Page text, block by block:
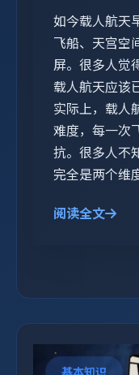
如今载人航天
飞船、天宫空
屏。很多人觉
载人航天应该
实际上，载人
难度，每一次
抗。很多人不
完全是两个维
阅读全文
基本知识